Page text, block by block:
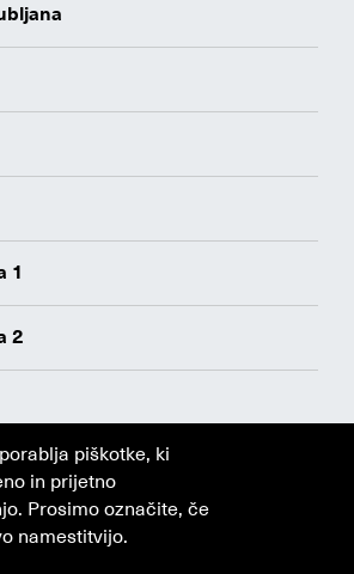
1
2
piškotke, ki
in prijetno
Prosimo označite, če
namestitvijo.